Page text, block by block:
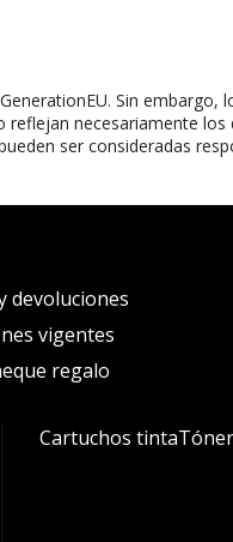
Sin
necesariamente los
ser consideradas
devoluciones
vigentes
regalo
Cartuchos tinta